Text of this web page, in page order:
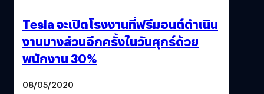
Tesla จะเปิดโรงงานที่ฟรีมอนต์ดำเนิน
งานบางส่วนอีกครั้งในวันศุกร์ด้วย
พนักงาน 30%
08/05/2020